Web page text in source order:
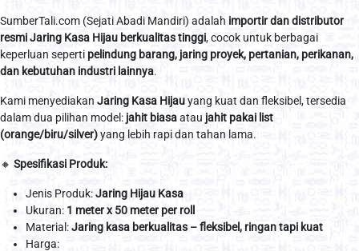
SumberTali.com (Sejati Abadi Mandiri) adalah importir dan distributor
resmi Jaring Kasa Hijau berkualitas tinggi, cocok untuk berbagai
keperluan seperti pelindung barang, jaring proyek, pertanian, perikanan,
dan kebutuhan industri lainnya.
Kami menyediakan Jaring Kasa Hijauyang kuat dan fleksibel, tersedia
dalam dua pilihan model: jahit biasaatau jahit pakai list
(orange/biru/silver)yang lebih rapi dan tahan lama.
🔸 Spesifikasi Produk:
Jenis Produk:Jaring Hijau Kasa
Ukuran: 1 meter x 50 meter per roll
Material:Jaring kasa berkualitas – fleksibel, ringan tapi kuat
Harga: